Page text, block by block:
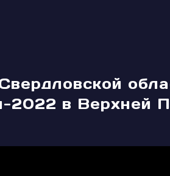
2022 в Верхней